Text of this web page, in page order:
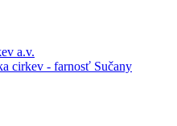
a.v.
cirkev - farnosť Sučany